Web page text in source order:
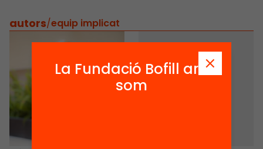
autors/equip implicat
La Fundació Bofill ara
som